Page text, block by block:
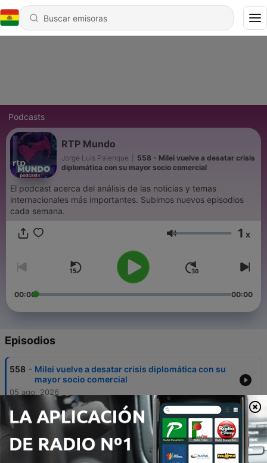
Podcasts
RTP Mundo
Jorge Luis Palenque
558 - Milei vuelve a desatar crisis
diplomática con su mayor socio comercial
El podcast acerca del análisis de las noticias y temas
internacionales más importantes. Subimos nuevos episodios
cada semana.
Volumen 1 x
00:00 00:00
Episodios
558 - Milei vuelve a desatar crisis diplomática con su
mayor socio comercial
05 ago. 2026
557 - ‎Nicaragua busca replicar a Corea del Norte
05 ago. 2026
556 - Resumen de Noticias del Mundo